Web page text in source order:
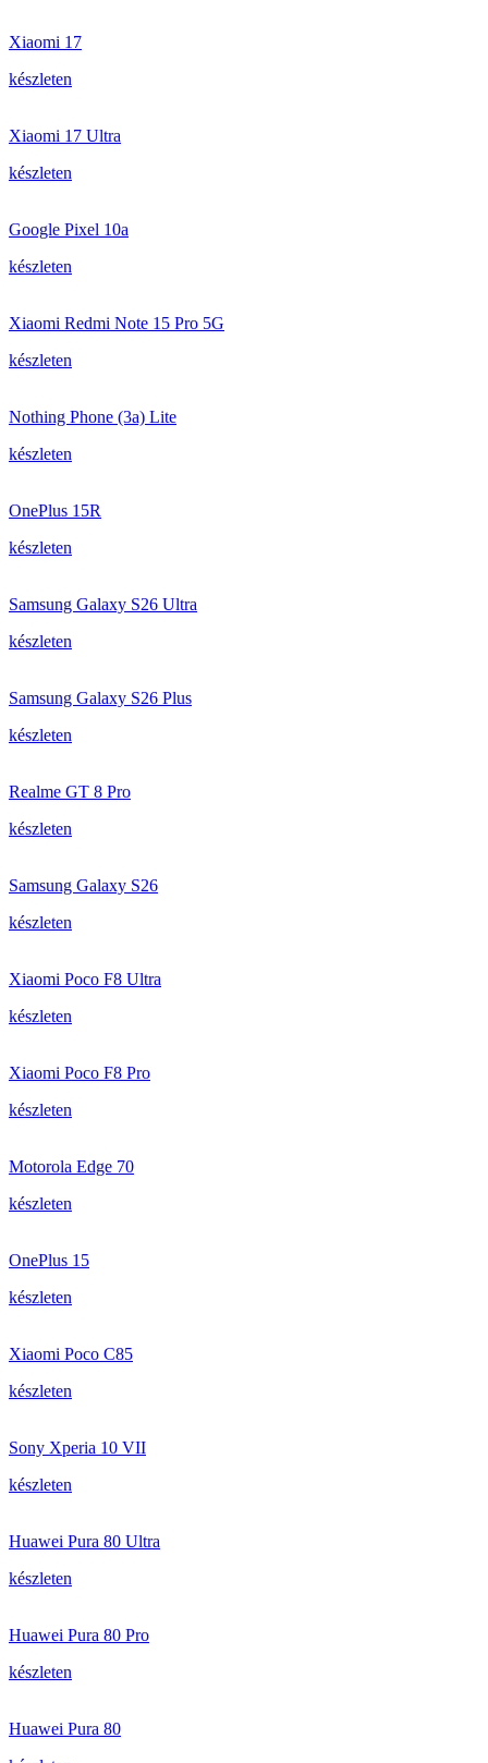
Xiaomi 17
készleten
Xiaomi 17 Ultra
készleten
Google Pixel 10a
készleten
Xiaomi Redmi Note 15 Pro 5G
készleten
Nothing Phone (3a) Lite
készleten
OnePlus 15R
készleten
Samsung Galaxy S26 Ultra
készleten
Samsung Galaxy S26 Plus
készleten
Realme GT 8 Pro
készleten
Samsung Galaxy S26
készleten
Xiaomi Poco F8 Ultra
készleten
Xiaomi Poco F8 Pro
készleten
Motorola Edge 70
készleten
OnePlus 15
készleten
Xiaomi Poco C85
készleten
Sony Xperia 10 VII
készleten
Huawei Pura 80 Ultra
készleten
Huawei Pura 80 Pro
készleten
Huawei Pura 80